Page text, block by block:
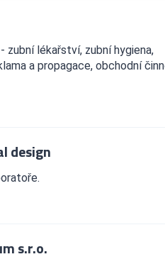
lékařství, zubní hygiena,
a propagace, obchodní
design
s.r.o.